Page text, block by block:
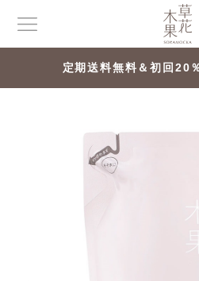
定期送料無料＆初回20